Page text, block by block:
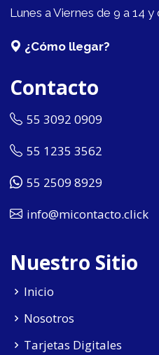
Lunes a Viernes de 9 a 14 y
¿Cómo llegar?
Contacto
55 3092 0909
55 1235 3562
55 2509 8929
info@micontacto.click
Nuestro Sitio
Inicio
Nosotros
Tarjetas Digitales